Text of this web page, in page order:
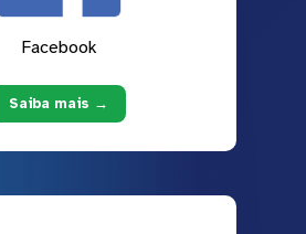
Facebook
Saiba mais →